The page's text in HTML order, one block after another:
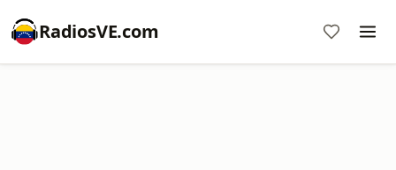
RadiosVE.com